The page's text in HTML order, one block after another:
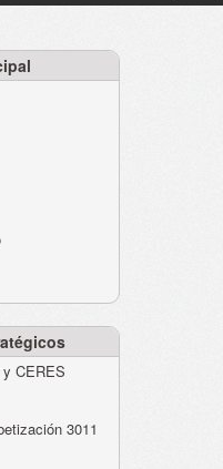
CERES
3011